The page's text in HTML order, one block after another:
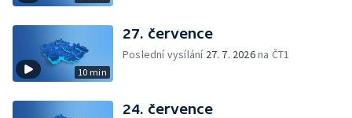
10 min
27. července
Poslední vysílání 27. 7. 2026na ČT1
24. července